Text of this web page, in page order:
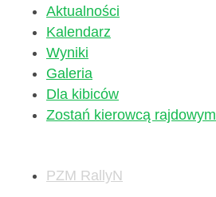
Aktualności
Kalendarz
Wyniki
Galeria
Dla kibiców
Zostań kierowcą rajdowym
PZM RallyN